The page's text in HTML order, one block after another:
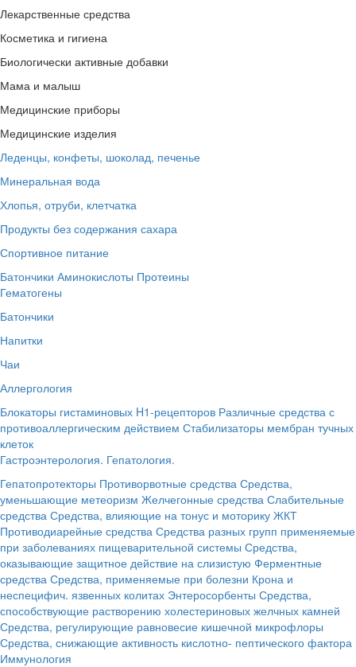
Лекарственные средства
Косметика и гигиена
Биологически активные добавки
Мама и малыш
Медицинские приборы
Медицинские изделия
Леденцы, конфеты, шоколад, печенье
Минеральная вода
Хлопья, отруби, клетчатка
Продукты без содержания сахара
Спортивное питание
Батончики Аминокислоты Протеины
Гематогены
Батончики
Напитки
Чаи
Аллергология
Блокаторы гистаминовых H1-рецепторов Различные средства с
противоаллергическим действием Стабилизаторы мембран тучных
клеток
Гастроэнтерология. Гепатология.
Гепатопротекторы Противорвотные средства Средства,
уменьшающие метеоризм Желчегонные средства Слабительные
средства Средства, влияющие на тонус и моторику ЖКТ
Противодиарейные средства Средства разных групп применяемые
при заболеваниях пищеварительной системы Средства,
оказывающие защитное действие на слизистую Ферментные
средства Средства, применяемые при болезни Крона и
неспецифич. язвенных колитах Энтеросорбенты Средства,
способствующие растворению холестериновых желчных камней
Средства, регулирующие равновесие кишечной микрофлоры
Средства, снижающие активность кислотно- пептического фактора
Иммунология